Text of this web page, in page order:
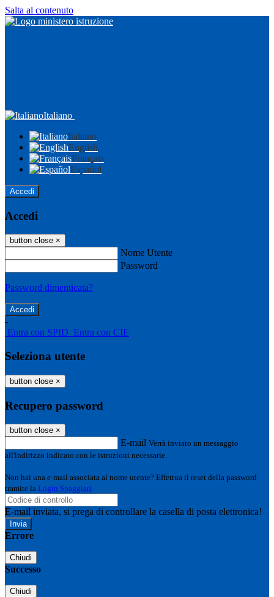
Salta al contenuto
Italiano
Italiano
English
Français
Español
Accedi
Accedi
button close ×
Nome Utente
Password
Password dimenticata?
-
Entra con SPID Entra con CIE
Seleziona utente
button close ×
Recupero password
button close ×
E-mail Verrà inviato un messaggio
all'indirizzo indicato con le istruzioni necessarie.
Non hai una e-mail associata al nome utente? Effettua il reset della password
tramite la Login Spaggiari
E-mail inviata, si prega di controllare la casella di posta elettronica!
Errore
Chiudi
Successo
Chiudi